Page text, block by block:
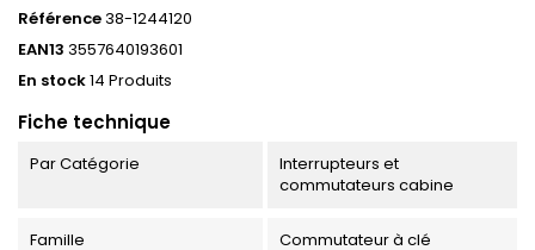
Référence38-1244120
EAN13 3557640193601
En stock14 Produits
Fiche technique
Par Catégorie
Interrupteurs et
commutateurs cabine
Famille Commutateur à clé